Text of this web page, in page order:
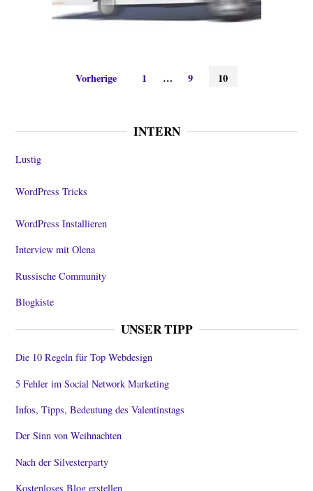
Seitennummerierung
Vorherige 1 … 9 10
INTERN
Lustig
WordPress Tricks
WordPress Installieren
Interview mit Olena
Russische Community
Blogkiste
UNSER TIPP
Die 10 Regeln für Top Webdesign
5 Fehler im Social Network Marketing
Infos, Tipps, Bedeutung des Valentinstags
Der Sinn von Weihnachten
Nach der Silvesterparty
Kostenloses Blog erstellen